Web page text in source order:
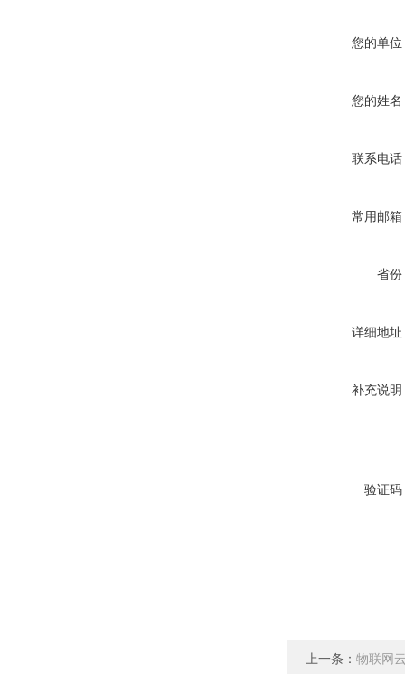
您的单位
您的姓名
联系电话
常用邮箱
省份
详细地址
补充说明
验证码
上一条： 物联网